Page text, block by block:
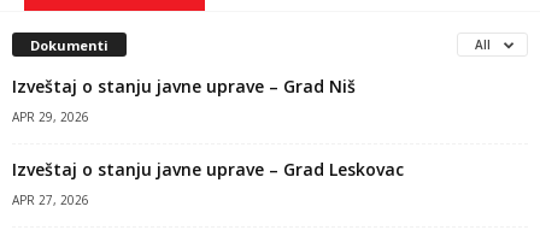
Dokumenti All
Izveštaj o stanju javne uprave – Grad Niš
APR 29, 2026
Izveštaj o stanju javne uprave – Grad Leskovac
APR 27, 2026